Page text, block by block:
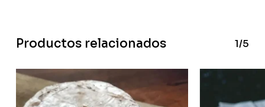
Productos relacionados 1/5